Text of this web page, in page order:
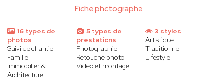
Fiche photographe
16 types de
photos
Suivi de chantier
Famille
Immobilier &
Architecture
5 types de
prestations
Photographie
Retouche photo
Vidéo et montage
3 styles
Artistique
Traditionnel
Lifestyle